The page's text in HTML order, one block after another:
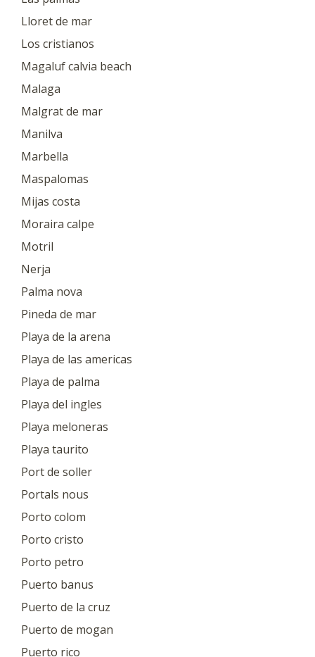
Lloret de mar
Los cristianos
Magaluf calvia beach
Malaga
Malgrat de mar
Manilva
Marbella
Maspalomas
Mijas costa
Moraira calpe
Motril
Nerja
Palma nova
Pineda de mar
Playa de la arena
Playa de las americas
Playa de palma
Playa del ingles
Playa meloneras
Playa taurito
Port de soller
Portals nous
Porto colom
Porto cristo
Porto petro
Puerto banus
Puerto de la cruz
Puerto de mogan
Puerto rico